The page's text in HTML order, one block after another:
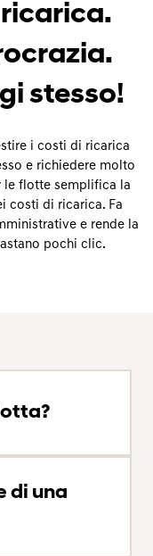
stesso!
i costi di ricarica
e richiedere molto
le flotte semplifica la
costi di ricarica. Fa
e rende la
pochi clic.
di una